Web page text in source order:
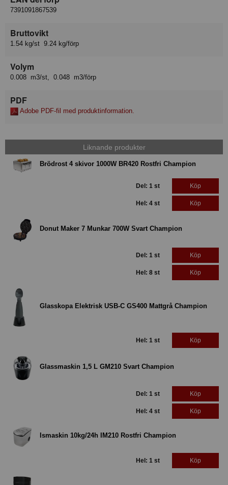
7391091867539
Bruttovikt
1.54 kg/st 9.24 kg/förp
Volym
0.008 m3/st, 0.048 m3/förp
PDF
Adobe PDF-fil med produktinformation.
Liknande produkter
Brödrost 4 skivor 1000W BR420 Rostfri Champion
Del: 1 st Köp
Hel: 4 st Köp
Donut Maker 7 Munkar 700W Svart Champion
Del: 1 st Köp
Hel: 8 st Köp
Glasskopa Elektrisk USB-C GS400 Mattgrå Champion
Hel: 1 st Köp
Glassmaskin 1,5 L GM210 Svart Champion
Del: 1 st Köp
Hel: 4 st Köp
Ismaskin 10kg/24h IM210 Rostfri Champion
Hel: 1 st Köp